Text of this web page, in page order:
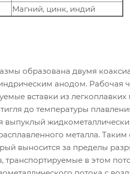
Магний, цинк, индий
образована двумя
анодом. Рабочая
вставки из
до температуры
выпуклый
металла.
выносится за пределы
в этом